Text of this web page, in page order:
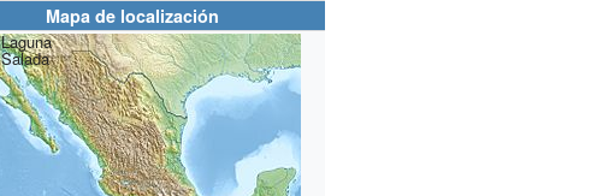
Mapa de localización
Laguna
Salada